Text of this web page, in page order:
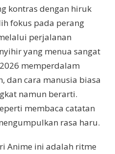
kontras dengan hiruk
fokus pada perang
perjalanan
yang menua sangat
memperdalam
dan cara manusia biasa
namun berarti.
membaca catatan
rasa haru.
Anime ini adalah ritme